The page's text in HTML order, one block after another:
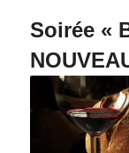
Soirée «